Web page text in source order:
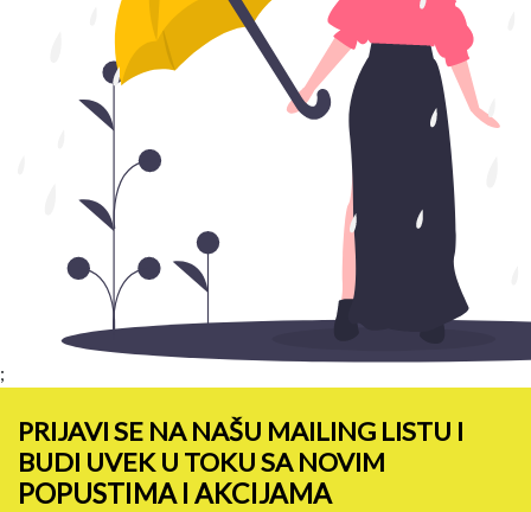
;
PRIJAVI SE NA NAŠU MAILING LISTU I
BUDI UVEK U TOKU SA NOVIM
POPUSTIMA I AKCIJAMA